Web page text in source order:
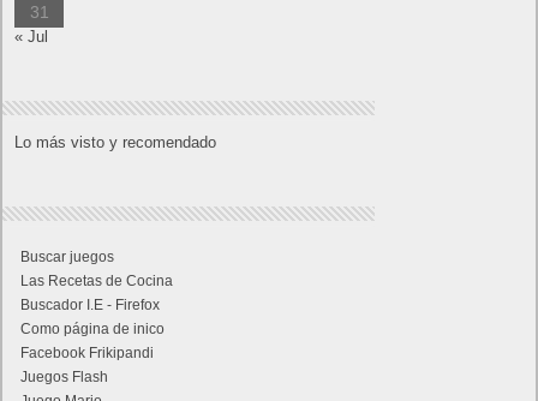
31
« Jul
Lo más visto y recomendado
Buscar juegos
Las Recetas de Cocina
Buscador I.E - Firefox
Como página de inico
Facebook Frikipandi
Juegos Flash